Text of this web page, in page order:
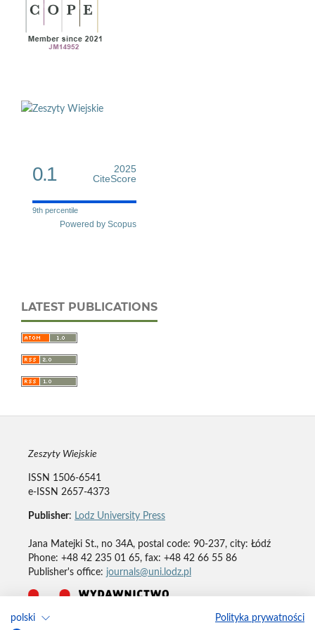
polski Polityka prywatności
0.1
2025
CiteScore
9th percentile
Powered by Scopus
LATEST PUBLICATIONS
Zeszyty Wiejskie
ISSN 1506-6541
e-ISSN 2657-4373
Publisher: Lodz University Press
Jana Matejki St., no 34A, postal code: 90-237, city: Łódź
Phone: +48 42 235 01 65, fax: +48 42 66 55 86
Publisher's office: journals@uni.lodz.pl